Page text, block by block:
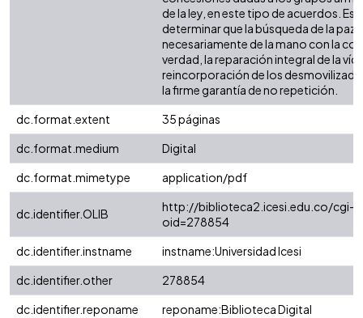
de la ley, en este tipo de acuerdos.
determinar que la búsqueda de la paz
necesariamente de la mano con la
verdad, la reparación integral de la
reincorporación de los
la firme garantía de no repetición.
dc.format.extent
35 páginas
dc.format.medium
Digital
dc.format.mimetype
application/pdf
dc.identifier.OLIB
http://biblioteca2.icesi.edu.co/cgi-
oid=278854
dc.identifier.instname
instname:Universidad Icesi
dc.identifier.other
278854
dc.identifier.reponame
reponame:Biblioteca Digital